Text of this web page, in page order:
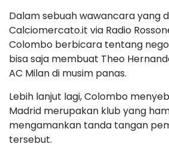
Dalam sebuah wawancara yang
Calciomercato.it via Radio
Colombo berbicara tentang
bisa saja membuat Theo
AC Milan di musim panas.
Lebih lanjut lagi, Colombo
Madrid merupakan klub yang
mengamankan tanda tangan
tersebut.